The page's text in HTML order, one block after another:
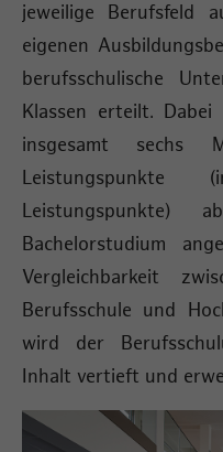
jeweilige Berufsfeld
eigenen
berufsschulische
Klassen erteilt.
insgesamt sechs
Leistungspunkte
Bachelorstudium
Vergleichbarkeit
Berufsschule und
wird der
Inhalt vertieft und